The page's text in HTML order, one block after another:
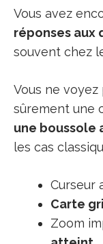
Vous avez
réponses aux
souvent chez
Vous ne voyez
sûrement une
une boussole
les cas
Curseur
Carte
Zoom